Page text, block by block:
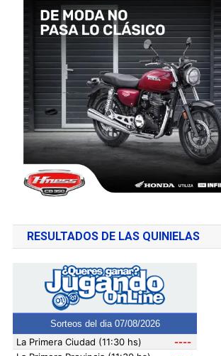
RESULTADOS DE LAS QUINIELAS